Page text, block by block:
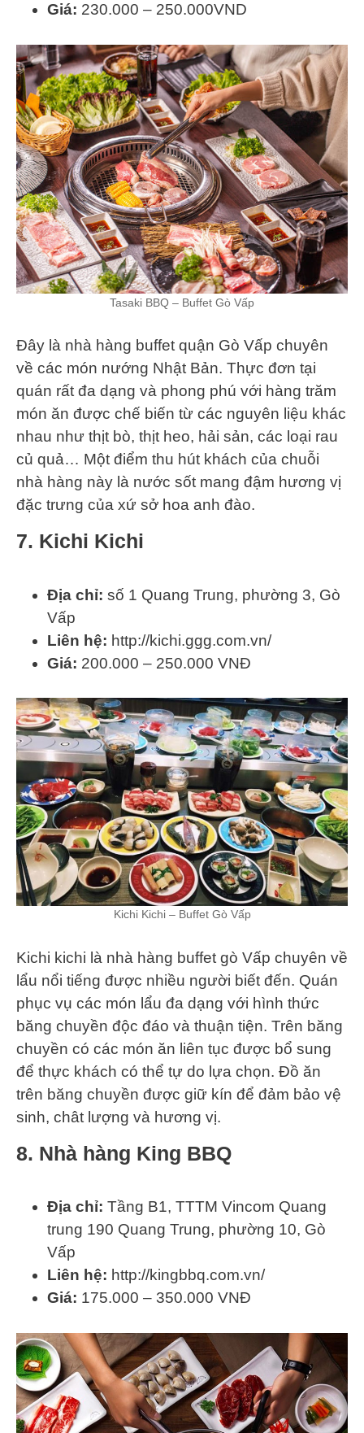
Giá: 230.000 – 250.000VND
Tasaki BBQ – Buffet Gò Vấp
Đây là nhà hàng buffet quận Gò Vấp chuyên
về các món nướng Nhật Bản. Thực đơn tại
quán rất đa dạng và phong phú với hàng trăm
món ăn được chế biến từ các nguyên liệu khác
nhau như thịt bò, thịt heo, hải sản, các loại rau
củ quả… Một điểm thu hút khách của chuỗi
nhà hàng này là nước sốt mang đậm hương vị
đặc trưng của xứ sở hoa anh đào.
7. Kichi Kichi
Địa chỉ: số 1 Quang Trung, phường 3, Gò
Vấp
Liên hệ: http://kichi.ggg.com.vn/
Giá: 200.000 – 250.000 VNĐ
Kichi Kichi – Buffet Gò Vấp
Kichi kichi là nhà hàng buffet gò Vấp chuyên về
lẩu nổi tiếng được nhiều người biết đến. Quán
phục vụ các món lẩu đa dạng với hình thức
băng chuyền độc đáo và thuận tiện. Trên băng
chuyền có các món ăn liên tục được bổ sung
để thực khách có thể tự do lựa chọn. Đồ ăn
trên băng chuyền được giữ kín để đảm bảo vệ
sinh, chât lượng và hương vị.
8. Nhà hàng King BBQ
Địa chỉ: Tầng B1, TTTM Vincom Quang
trung 190 Quang Trung, phường 10, Gò
Vấp
Liên hệ: http://kingbbq.com.vn/
Giá: 175.000 – 350.000 VNĐ